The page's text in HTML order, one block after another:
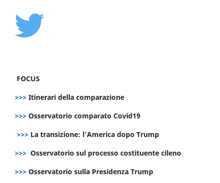
FOCUS
>>> Itinerari della comparazione
>>> Osservatorio comparato Covid19
>>> La transizione: l’America dopo Trump
>>> Osservatorio sul processo costituente cileno
>>> Osservatorio sulla Presidenza Trump